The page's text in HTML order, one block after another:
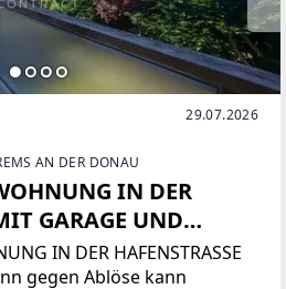
29.07.2026
AN DER DONAU
IN DER
GARAGE UND
IN DER HAFENSTRASSE